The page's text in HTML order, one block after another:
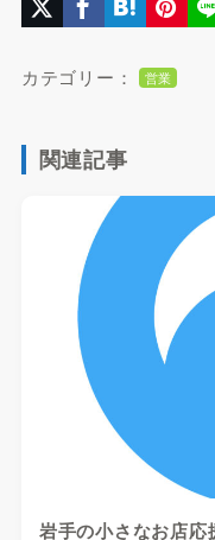
カテゴリー： 営業
関連記事
岩手の小さなお店応